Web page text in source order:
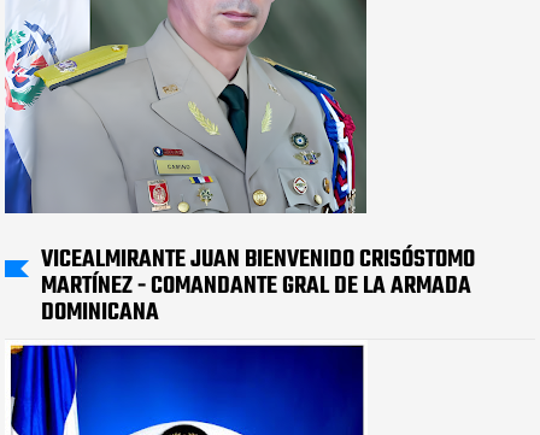
VICEALMIRANTE JUAN BIENVENIDO CRISÓSTOMO
MARTÍNEZ - COMANDANTE GRAL DE LA ARMADA
DOMINICANA